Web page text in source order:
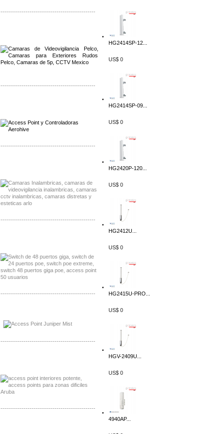
-------------------------------------------------
-------------------------------------------------
-------------------------------------------------
-------------------------------------------------
-------------------------------------------------
-------------------------------------------------
-------------------------------------------------
HG2414SP-12...
US$ 0
HG2414SP-09...
US$ 0
HG2420P-120...
US$ 0
HG2412U...
US$ 0
HG2415U-PRO...
US$ 0
HGV-2409U...
US$ 0
4940AP...